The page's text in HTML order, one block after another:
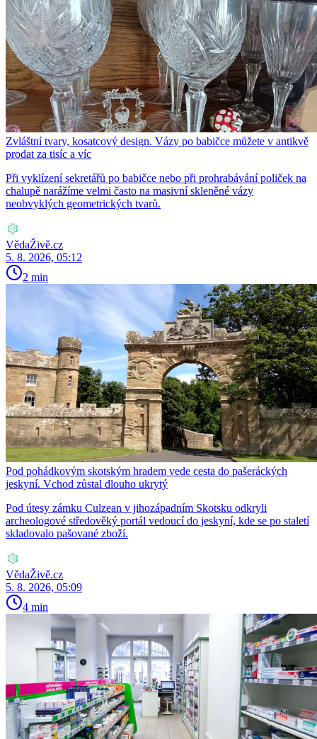
Zvláštní tvary, kosatcový design. Vázy po babičce můžete v antikvě
prodat za tisíc a víc
Při vyklízení sekretářů po babičce nebo při prohrabávání poliček na
chalupě narážíme velmi často na masivní skleněné vázy
neobvyklých geometrických tvarů.
VědaŽivě.cz
5. 8. 2026, 05:12
2 min
Pod pohádkovým skotským hradem vede cesta do pašeráckých
jeskyní. Vchod zůstal dlouho ukrytý
Pod útesy zámku Culzean v jihozápadním Skotsku odkryli
archeologové středověký portál vedoucí do jeskyní, kde se po staletí
skladovalo pašované zboží.
VědaŽivě.cz
5. 8. 2026, 05:09
4 min